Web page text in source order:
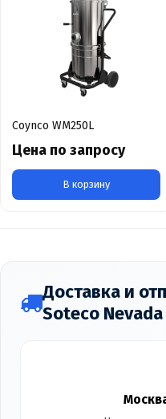
Coynco WM250L
Цена по запросу
В корзину
Доставка и
Soteco